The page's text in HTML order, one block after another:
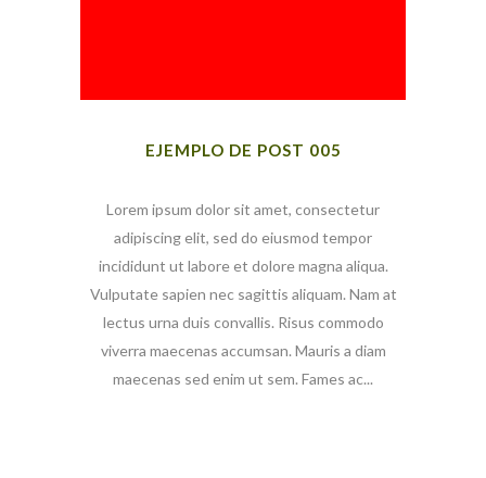
EJEMPLO DE POST 005
Lorem ipsum dolor sit amet, consectetur
adipiscing elit, sed do eiusmod tempor
incididunt ut labore et dolore magna aliqua.
Vulputate sapien nec sagittis aliquam. Nam at
lectus urna duis convallis. Risus commodo
viverra maecenas accumsan. Mauris a diam
maecenas sed enim ut sem. Fames ac...